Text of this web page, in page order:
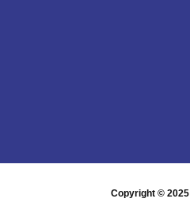
Copyright © 2025